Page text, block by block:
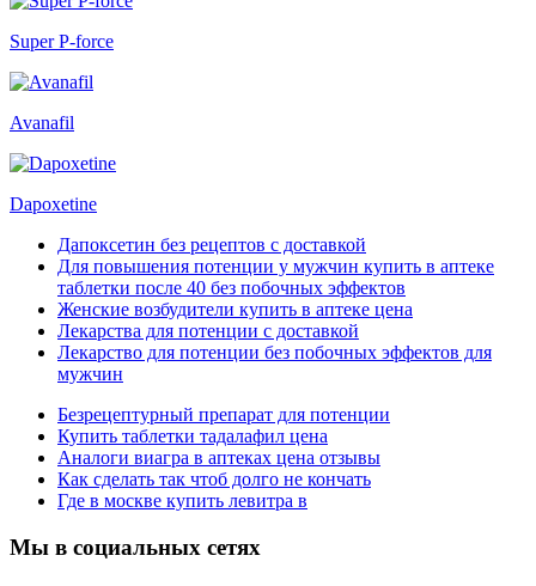
Super P-force
Avanafil
Dapoxetine
Дапоксетин без рецептов с доставкой
Для повышения потенции у мужчин купить в аптеке
таблетки после 40 без побочных эффектов
Женские возбудители купить в аптеке цена
Лекарства для потенции с доставкой
Лекарство для потенции без побочных эффектов для
мужчин
Безрецептурный препарат для потенции
Купить таблетки тадалафил цена
Аналоги виагра в аптеках цена отзывы
Как сделать так чтоб долго не кончать
Где в москве купить левитра в
Мы в социальных сетях